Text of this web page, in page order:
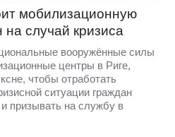
мобилизационную
на случай кризиса
вооружённые силы
центры в Риге,
чтобы отработать
ситуации граждан
призывать на службу в